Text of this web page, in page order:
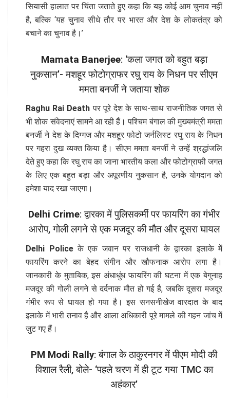
सियासी हालात पर चिंता जताते हुए कहा कि यह कोई आम चुनाव नहीं
है, बल्कि ‘यह चुनाव सीधे तौर पर भारत और देश के लोकतंत्र को
बचाने का चुनाव है।’
Mamata Banerjee: ‘कला जगत को बहुत बड़ा
नुकसान’- मशहूर फोटोग्राफर रघु राय के निधन पर सीएम
ममता बनर्जी ने जताया शोक
Raghu Rai Death पर पूरे देश के साथ-साथ राजनीतिक जगत से
भी शोक संवेदनाएं सामने आ रही हैं। पश्चिम बंगाल की मुख्यमंत्री ममता
बनर्जी ने देश के दिग्गज और मशहूर फोटो जर्नलिस्ट रघु राय के निधन
पर गहरा दुख व्यक्त किया है। सीएम ममता बनर्जी ने उन्हें श्रद्धांजलि
देते हुए कहा कि रघु राय का जाना भारतीय कला और फोटोग्राफी जगत
के लिए एक बहुत बड़ा और अपूरणीय नुकसान है, उनके योगदान को
हमेशा याद रखा जाएगा।
Delhi Crime: द्वारका में पुलिसकर्मी पर फायरिंग का गंभीर
आरोप, गोली लगने से एक मजदूर की मौत और दूसरा घायल
Delhi Policeके एक जवान पर राजधानी के द्वारका इलाके में
फायरिंग करने का बेहद संगीन और खौफनाक आरोप लगा है।
जानकारी के मुताबिक, इस अंधाधुंध फायरिंग की घटना में एक बेगुनाह
मजदूर की गोली लगने से दर्दनाक मौत हो गई है, जबकि दूसरा मजदूर
गंभीर रूप से घायल हो गया है। इस सनसनीखेज वारदात के बाद
इलाके में भारी तनाव है और आला अधिकारी पूरे मामले की गहन जांच में
जुट गए हैं।
PM Modi Rally: बंगाल के ठाकुरनगर में पीएम मोदी की
विशाल रैली, बोले- ‘पहले चरण में ही टूट गया TMC का
अहंकार’